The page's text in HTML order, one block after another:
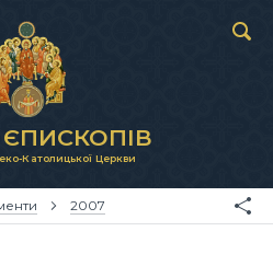
Католицької Церкви
2007